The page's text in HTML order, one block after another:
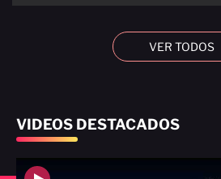
VER TODOS
VIDEOS DESTACADOS